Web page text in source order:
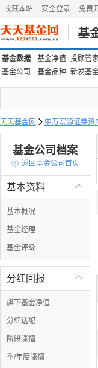
收藏本站 安全登录 免费
基
基金数据 基金净值 投顾管
基金公司
基金品种 新发基
天天基金网  申万宏源证券资
基金公司档案
 返回基金公司首页

基本资料
基本概况
基金经理
基金评级

分红回报
旗下基金净值
分红送配
阶段涨幅
季/年度涨幅